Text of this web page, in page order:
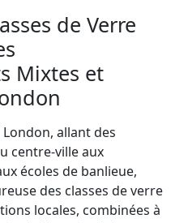
de Verre
Mixtes et
allant des
centre-ville aux
écoles de banlieue,
des classes de verre
locales, combinées à